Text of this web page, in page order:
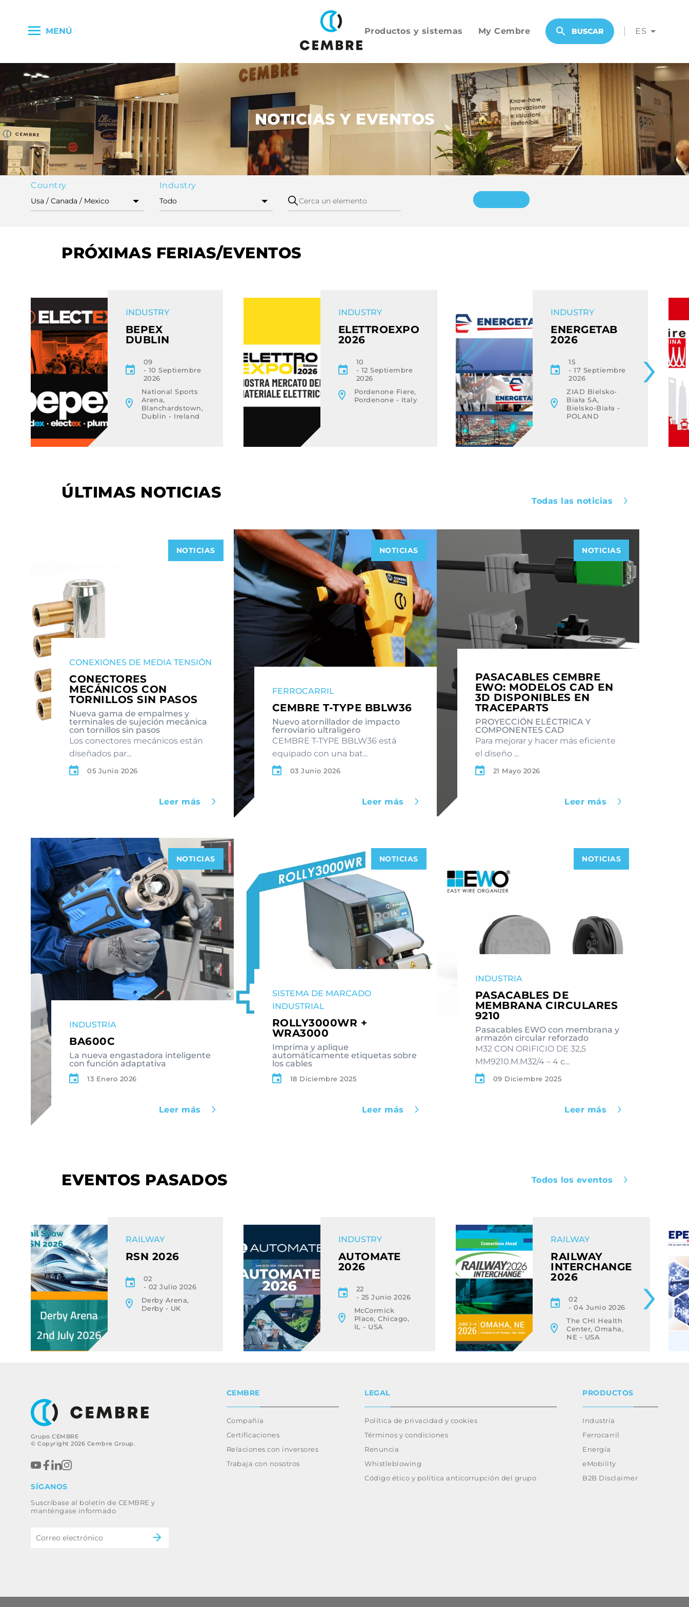
MENÚ Productos y sistemas My Cembre BUSCAR ES
NOTICIAS Y EVENTOS
Country Industry
PRÓXIMAS FERIAS/EVENTOS
EVENT INDUSTRY
BEPEX
DUBLIN
09
10 Septiembre
2026
National Sports
Arena,
Blanchardstown,
Dublin - Ireland
INDUSTRY
ELETTROEXPO
2026
10
12 Septiembre
2026
Pordenone Fiere,
Pordenone - Italy
INDUSTRY
ENERGETAB
2026
15
17 Septiembre
2026
ZIAD Bielsko-
Biała SA,
Bielsko-Biała -
POLAND
ÚLTIMAS NOTICIAS Todas las noticias
NOTICIAS
CONEXIONES DE MEDIA TENSIÓN
CONECTORES
MECÁNICOS CON
TORNILLOS SIN PASOS
Nueva gama de empalmes y
terminales de sujeción mecánica
con tornillos sin pasos
Los conectores mecánicos están
diseñados par...
05 Junio 2026
Leer más
NOTICIAS
FERROCARRIL
CEMBRE T-TYPE BBLW36
Nuevo atornillador de impacto
ferroviario ultraligero
CEMBRE T-TYPE BBLW36 está
equipado con una bat...
03 Junio 2026
Leer más
NOTICIAS
PASACABLES CEMBRE
EWO: MODELOS CAD EN
3D DISPONIBLES EN
TRACEPARTS
PROYECCIÓN ELÉCTRICA Y
COMPONENTES CAD
Para mejorar y hacer más eficiente
el diseño ...
21 Mayo 2026
Leer más
NOTICIAS
INDUSTRIA
BA600C
La nueva engastadora inteligente
con función adaptativa
13 Enero 2026
Leer más
NOTICIAS
SISTEMA DE MARCADO
INDUSTRIAL
ROLLY3000WR +
WRA3000
Imprima y aplique
automáticamente etiquetas sobre
los cables
18 Diciembre 2025
Leer más
NOTICIAS
INDUSTRIA
PASACABLES DE
MEMBRANA CIRCULARES
9210
Pasacables EWO con membrana y
armazón circular reforzado
M32 CON ORIFICIO DE 32,5
MM9210.M.M32/4 – 4 c...
09 Diciembre 2025
Leer más
EVENTOS PASADOS Todos los eventos
EVENT RAILWAY
RSN 2026
02
02 Julio 2026
Derby Arena,
Derby - UK
INDUSTRY
AUTOMATE
2026
22
25 Junio 2026
McCormick
Place, Chicago,
IL - USA
EVENT RAILWAY
RAILWAY
INTERCHANGE
2026
02
04 Junio 2026
The CHI Health
Center, Omaha,
NE - USA
Grupo CEMBRE
© Copyright 2026 Cembre Group.
CEMBRE
Compañía
Certificaciones
Relaciones con inversores
Trabaja con nosotros
LEGAL
Política de privacidad y cookies
Términos y condiciones
Renuncia
Whistleblowing
Código ético y política anticorrupción del grupo
PRODUCTOS
Industria
Ferrocarril
Energía
eMobility
B2B Disclaimer
SÍGANOS
Suscríbase al boletín de CEMBRE y
manténgase informado